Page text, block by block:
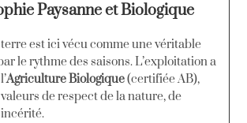
Paysanne et Biologique
est ici vécu comme une véritable
le rythme des saisons. L’exploitation a
Agriculture Biologique(certifiée AB),
de respect de la nature, de
.